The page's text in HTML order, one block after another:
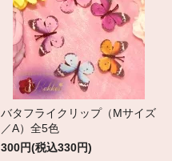
バタフライクリップ（Mサイズ
／A）全5色
300円(税込330円)